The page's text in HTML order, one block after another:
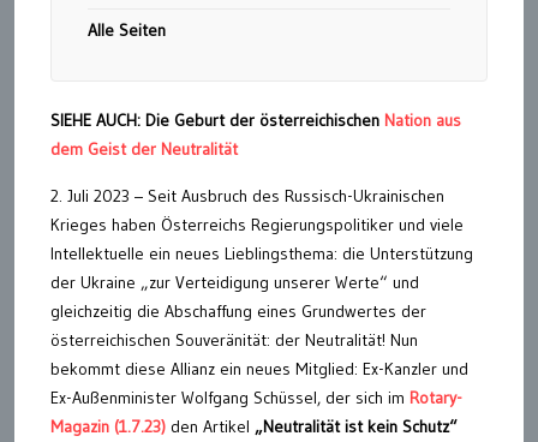
Alle Seiten
SIEHE AUCH: Die Geburt der österreichischen Nation aus
dem Geist der Neutralität
2. Juli 2023 – Seit Ausbruch des Russisch-Ukrainischen
Krieges haben Österreichs Regierungspolitiker und viele
Intellektuelle ein neues Lieblingsthema: die Unterstützung
der Ukraine „zur Verteidigung unserer Werte“ und
gleichzeitig die Abschaffung eines Grundwertes der
österreichischen Souveränität: der Neutralität! Nun
bekommt diese Allianz ein neues Mitglied: Ex-Kanzler und
Ex-Außenminister Wolfgang Schüssel, der sich im Rotary-
Magazin (1.7.23) den Artikel „Neutralität ist kein Schutz“